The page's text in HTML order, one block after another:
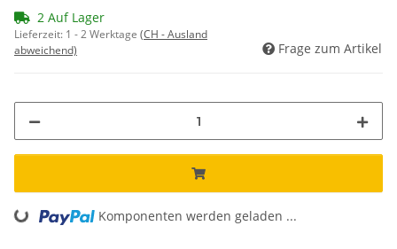
2 Auf Lager
Lieferzeit: 1 - 2 Werktage (CH - Ausland
abweichend)
Frage zum Artikel
Loading... Komponenten werden geladen ...